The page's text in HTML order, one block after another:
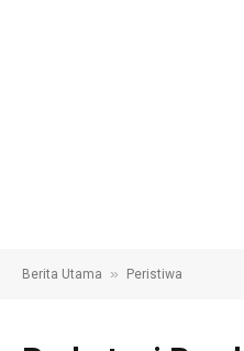
Berita Utama » Peristiwa